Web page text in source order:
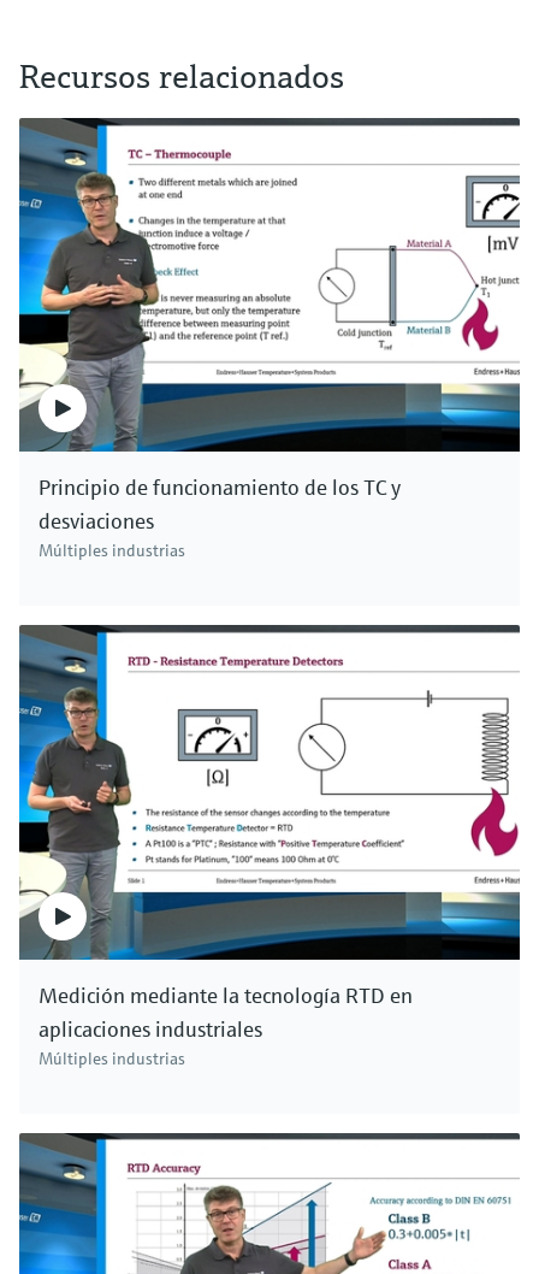
Recursos relacionados
Principio de funcionamiento de los TC y
desviaciones
Múltiples industrias
Medición mediante la tecnología RTD en
aplicaciones industriales
Múltiples industrias